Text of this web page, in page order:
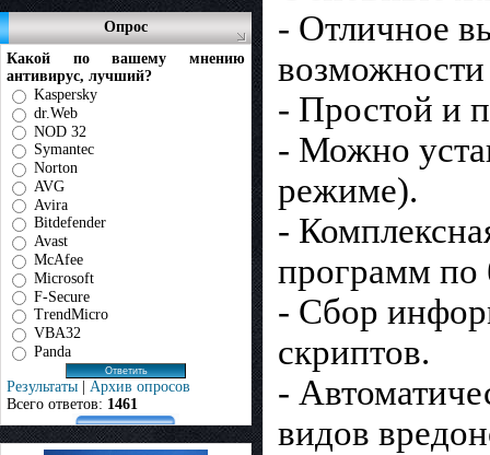
Опрос
Какой по вашему мнению
антивирус, лучший?
Kaspersky
dr.Web
NOD 32
Symantec
Norton
AVG
Avira
Bitdefender
Avast
McAfee
Microsoft
F-Secure
TrendMicro
VBA32
Panda
Результаты | Архив опросов
Всего ответов: 1461
- Отличное
- Простой и
- Можно
режиме).
-
программ по
- Сбор
скриптов.
-
видов